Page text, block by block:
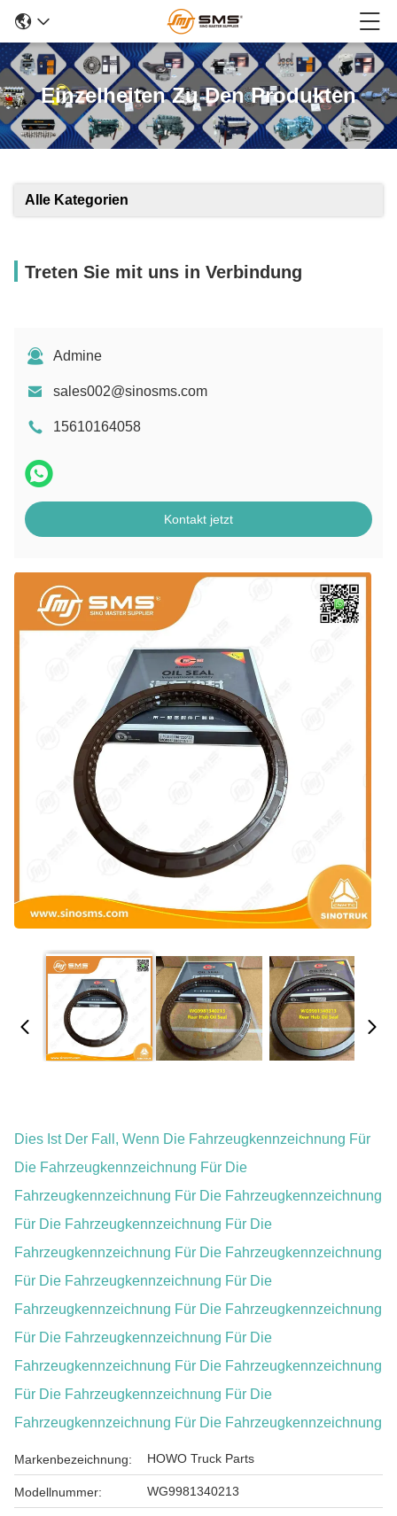
Einzelheiten Zu Den Produkten
Alle Kategorien
Treten Sie mit uns in Verbindung
Admine
sales002@sinosms.com
15610164058
Kontakt jetzt
Dies Ist Der Fall, Wenn Die Fahrzeugkennzeichnung Für
Die Fahrzeugkennzeichnung Für Die
Fahrzeugkennzeichnung Für Die Fahrzeugkennzeichnung
Für Die Fahrzeugkennzeichnung Für Die
Fahrzeugkennzeichnung Für Die Fahrzeugkennzeichnung
Für Die Fahrzeugkennzeichnung Für Die
Fahrzeugkennzeichnung Für Die Fahrzeugkennzeichnung
Für Die Fahrzeugkennzeichnung Für Die
Fahrzeugkennzeichnung Für Die Fahrzeugkennzeichnung
Für Die Fahrzeugkennzeichnung Für Die
Fahrzeugkennzeichnung Für Die Fahrzeugkennzeichnung
Markenbezeichnung: HOWO Truck Parts
Modellnummer: WG9981340213